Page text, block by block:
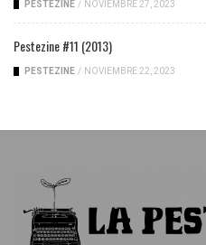
PESTEZINE / NOVIEMBRE 27, 2023
Pestezine #11 (2013)
PESTEZINE / NOVIEMBRE 22, 2023